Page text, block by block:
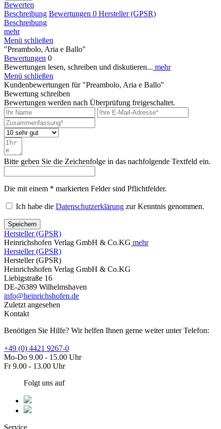
Bewerten
Beschreibung Bewertungen 0 Hersteller (GPSR)
Beschreibung
mehr
Menü schließen
"Preambolo, Aria e Ballo"
Bewertungen 0
Bewertungen lesen, schreiben und diskutieren... mehr
Menü schließen
Kundenbewertungen für "Preambolo, Aria e Ballo"
Bewertung schreiben
Bewertungen werden nach Überprüfung freigeschaltet.
Bitte geben Sie die Zeichenfolge in das nachfolgende Textfeld ein.
Die mit einem * markierten Felder sind Pflichtfelder.
Ich habe die Datenschutzerklärung zur Kenntnis genommen.
Speichern
Hersteller (GPSR)
Heinrichshofen Verlag GmbH & Co.KG mehr
Hersteller (GPSR)
Hersteller (GPSR)
Heinrichshofen Verlag GmbH & Co.KG
Liebigstraße 16
DE-26389 Wilhelmshaven
info@heinrichshofen.de
Zuletzt angesehen
Kontakt
Benötigen Sie Hilfe? Wir helfen Ihnen gerne weiter unter Telefon:
+49 (0) 4421 9267-0
Mo-Do 9.00 - 15.00 Uhr
Fr 9.00 - 13.00 Uhr
Folgt uns auf